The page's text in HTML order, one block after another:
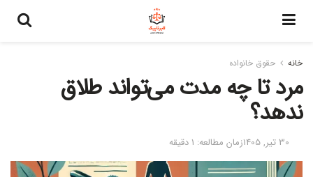
خانه حقوق خانواده
مرد تا چه مدت می‌تواند طلاق
ندهد؟
30 تیر, 1405 زمان مطالعه: 1 دقیقه